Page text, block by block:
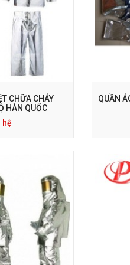
CHỮA CHÁY
HÀN QUỐC
hệ
114
QUẦN